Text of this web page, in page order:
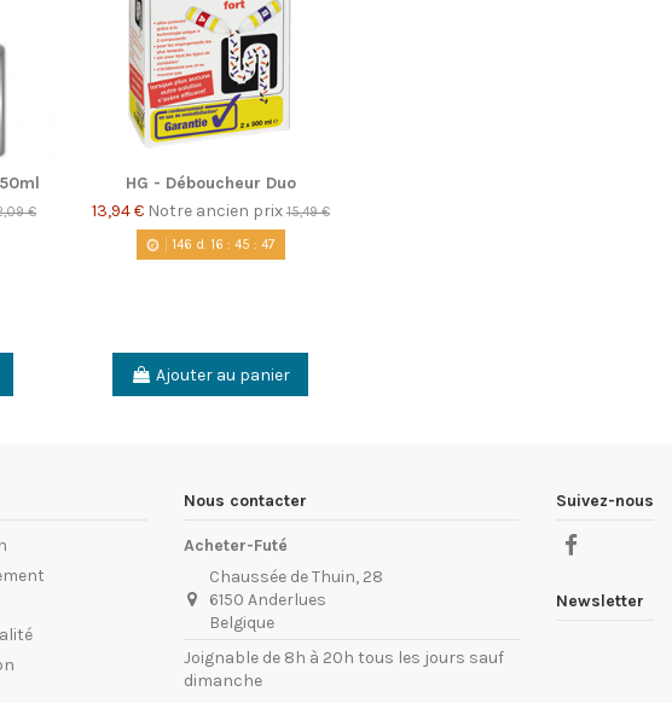
€
HG - Déboucheur Duo
13,94 € Notre ancien prix15,49 €
146 d. 16 : 45 : 46
Ajouter au panier
Nous contacter
Acheter-Futé
Chaussée de Thuin, 28
6150 Anderlues
Belgique
Joignable de 8h à 20h tous les jours sauf
dimanche
Suivez-nous
Newsletter